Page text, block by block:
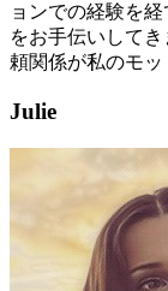
ョンでの経験を
をお手伝いして
頼関係が私のモッ
Julie